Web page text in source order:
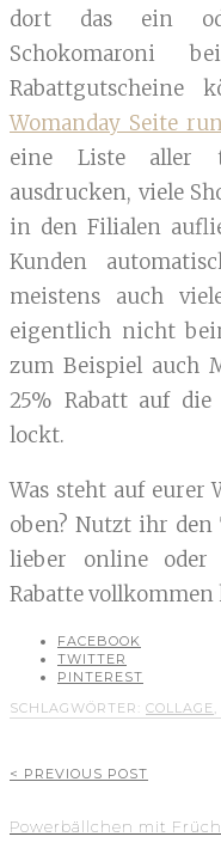
dort das ein
Schokomaroni
Womanday Seite
eine Liste aller
ausdrucken, viele
in den Filialen
Kunden
meistens auch
eigentlich nicht
zum Beispiel auch
25% Rabatt auf die
lockt.
Was steht auf eurer
oben? Nutzt ihr
lieber online oder
Rabatte vollkommen
FACEBOOK
TWITTER
PINTEREST
SCHLAGWÖRTER: COLLAGE,
< PREVIOUS POST
Powerbällchen mit